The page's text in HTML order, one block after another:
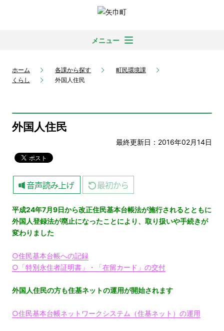
メニュー
ホーム 各課から探す
町民環境課
くらし
外国人住民
外国人住民
最終更新日：2016年02月14日
平成24年7月9日から改正住民基本台帳法が施行されるとともに
外国人登録法が廃止になったことにより、取り扱いや手続きが
変わりました
○住民基本台帳への記録
○「特別永住者証明書」・「在留カード」の交付
外国人住民の方も住基ネットの運用が開始されます
○住民基本台帳ネットワークシステム（住基ネット）の運用